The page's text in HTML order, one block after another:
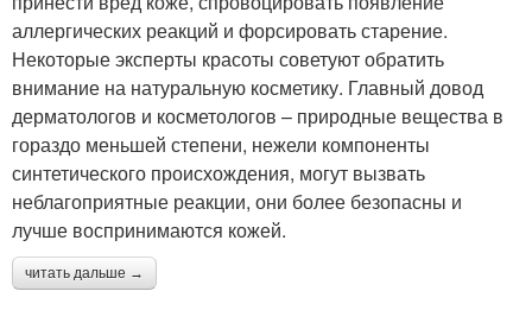
аллергических реакций и форсировать старение.
Некоторые эксперты красоты советуют обратить
внимание на натуральную косметику. Главный довод
дерматологов и косметологов – природные вещества в
гораздо меньшей степени, нежели компоненты
синтетического происхождения, могут вызвать
неблагоприятные реакции, они более безопасны и
лучше воспринимаются кожей.
читать дальше →